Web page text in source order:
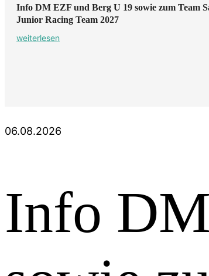
Info DM EZF und Berg U 19 sowie zum Team
Junior Racing Team 2027
weiterlesen
06.08.2026
Info